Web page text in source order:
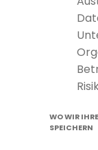
WO WIR
SPEICHERN